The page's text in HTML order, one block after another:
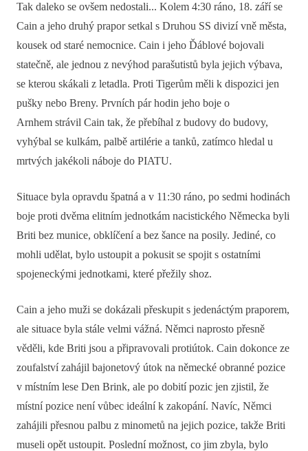
Tak daleko se ovšem nedostali... Kolem 4:30 ráno, 18. září se
Cain a jeho druhý prapor setkal s Druhou SS divizí vně města,
kousek od staré nemocnice. Cain i jeho Ďáblové bojovali
statečně, ale jednou z nevýhod parašutistů byla jejich výbava,
se kterou skákali z letadla. Proti Tigerům měli k dispozici jen
pušky nebo Breny. Prvních pár hodin jeho boje o
Arnhem strávil Cain tak, že přebíhal z budovy do budovy,
vyhýbal se kulkám, palbě artilérie a tanků, zatímco hledal u
mrtvých jakékoli náboje do PIATU.
Situace byla opravdu špatná a v 11:30 ráno, po sedmi hodinách
boje proti dvěma elitním jednotkám nacistického Německa byli
Briti bez munice, obklíčení a bez šance na posily. Jediné, co
mohli udělat, bylo ustoupit a pokusit se spojit s ostatními
spojeneckými jednotkami, které přežily shoz.
Cain a jeho muži se dokázali přeskupit s jedenáctým praporem,
ale situace byla stále velmi vážná. Němci naprosto přesně
věděli, kde Briti jsou a připravovali protiútok. Cain dokonce ze
zoufalství zahájil bajonetový útok na německé obranné pozice
v místním lese Den Brink, ale po dobití pozic jen zjistil, že
místní pozice není vůbec ideální k zakopání. Navíc, Němci
zahájili přesnou palbu z minometů na jejich pozice, takže Briti
museli opět ustoupit. Poslední možnost, co jim zbyla, bylo